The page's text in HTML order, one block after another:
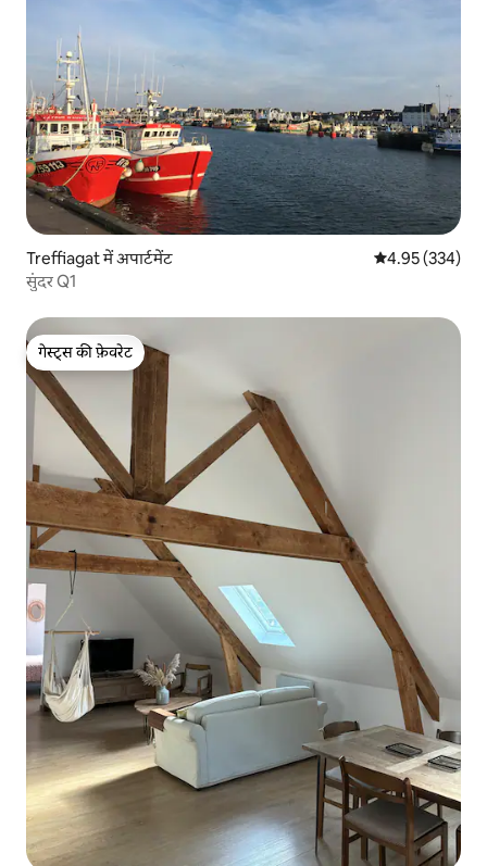
Treffiagat में अपार्टमेंट औसत रेटिंग 5 में से
4.95 (334)
सुंदर Q1
गेस्ट्स की फ़ेवरेट
गेस्ट्स की फ़ेवरेट